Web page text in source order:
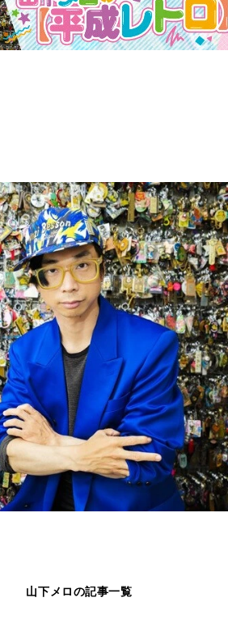
山下メロの記事一覧